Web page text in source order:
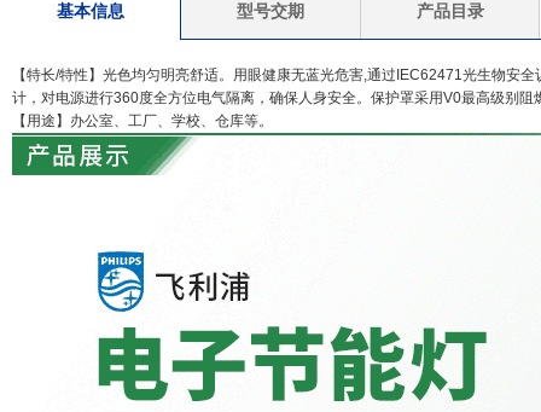
基本信息 型号交期 产品目录
【特长/特性】光色均匀明亮舒适。用眼健康无蓝光危害,通过IEC62471光生物安
计，对电源进行360度全方位电气隔离，确保人身安全。保护罩采用V0最高级别
【用途】办公室、工厂、学校、仓库等。